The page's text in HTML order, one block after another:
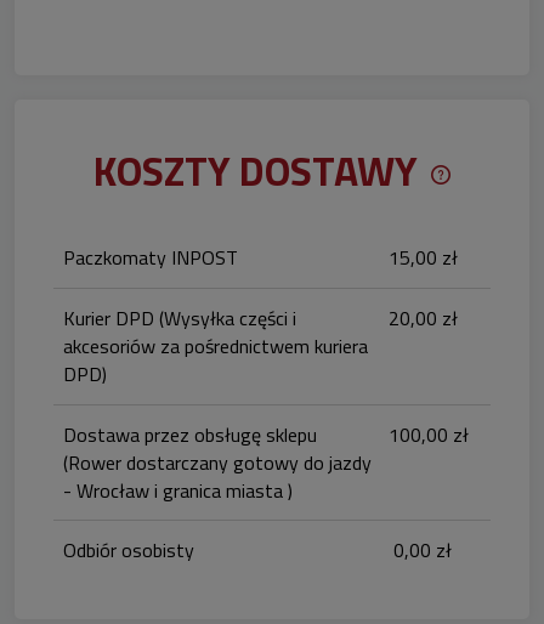
KOSZTY DOSTAWY
Paczkomaty INPOST 15,00 zł
Kurier DPD (Wysyłka części i
akcesoriów za pośrednictwem kuriera
DPD)
20,00 zł
Dostawa przez obsługę sklepu
(Rower dostarczany gotowy do jazdy
- Wrocław i granica miasta )
100,00 zł
Odbiór osobisty 0,00 zł